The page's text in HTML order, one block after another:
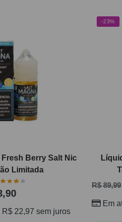
Berry Salt Nic
Limitada
R$ 22,97 sem juros
-23%
R$89,99
Em